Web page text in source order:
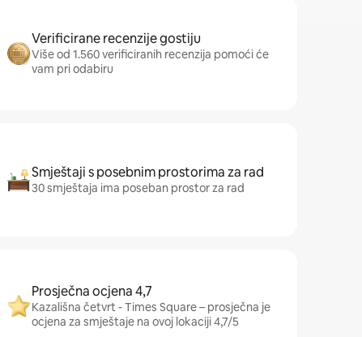
Verificirane recenzije gostiju
Više od 1.560 verificiranih recenzija pomoći će
vam pri odabiru
Smještaji s posebnim prostorima za rad
30 smještaja ima poseban prostor za rad
Prosječna ocjena 4,7
Kazališna četvrt - Times Square – prosječna je
ocjena za smještaje na ovoj lokaciji 4,7/5